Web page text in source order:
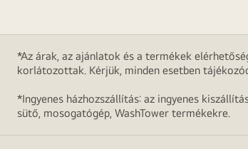
*Az árak, az ajánlatok és a termékek
korlátozottak. Kérjük, minden esetben
*Ingyenes házhozszállítás: az ingyenes
sütő, mosogatógép, WashTower termékekre.